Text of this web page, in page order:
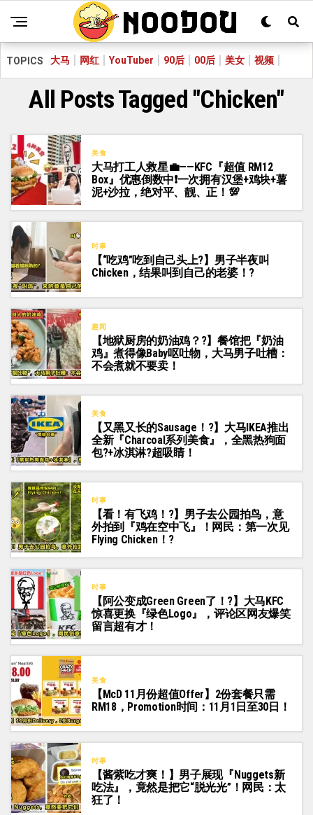
TOPICS 大马 网红 YouTuber 90后 00后 美女 视频
All Posts Tagged "Chicken"
美食
大马打工人救星💼——KFC『超值 RM12
Box』优惠倒数中❗一次拥有汉堡+鸡块+薯
泥+沙拉，绝对平、靓、正！💯
时事
【“吃鸡”吃到自己头上?】男子半夜叫
Chicken，结果叫到自己的老婆！?
趣闻
【地狱厨房的奶油鸡？?】餐馆把『奶油
鸡』煮得像Baby呕吐物，大马男子吐槽：
不会煮就不要卖！
美食
【又黑又长的Sausage！?】大马IKEA推出
全新『Charcoal系列美食』，全黑热狗面
包?+冰淇淋?超吸睛！
时事
【看！有飞鸡！?】男子去公园拍鸟，意
外拍到『鸡在空中飞』！网民：第一次见
Flying Chicken！?
时事
【阿公变成Green Green了！?】大马KFC
惊喜更换『绿色Logo』，评论区网友爆笑
留言超有才！
美食
【McD 11月份超值Offer】2份套餐只需
RM18，Promotion时间：11月1日至30日！
时事
【酱紫吃才爽！】男子展现『Nuggets新
吃法』，竟然是把它“脱光光”！网民：太
狂了！